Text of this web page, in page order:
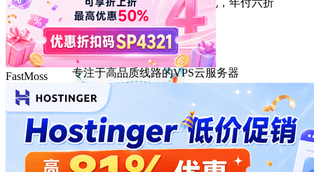
性能出众的高性价比美国主机，年付六折
DMIT
专注于高品质线路的VPS云服务器
FastMoss